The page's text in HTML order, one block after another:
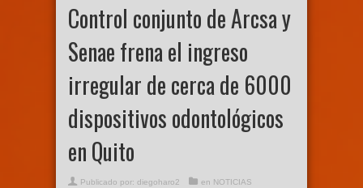
Control conjunto de Arcsa y
Senae frena el ingreso
irregular de cerca de 6000
dispositivos odontológicos
en Quito
Publicado por: diegoharo2 en NOTICIAS